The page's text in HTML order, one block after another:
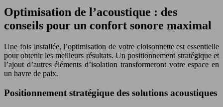
Optimisation de l’acoustique : des
conseils pour un confort sonore maximal
Une fois installée, l’optimisation de votre cloisonnette est essentielle
pour obtenir les meilleurs résultats. Un positionnement stratégique et
l’ajout d’autres éléments d’isolation transformeront votre espace en
un havre de paix.
Positionnement stratégique des solutions acoustiques